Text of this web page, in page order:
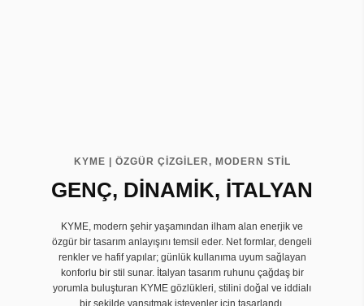
KYME | ÖZGÜR ÇİZGİLER, MODERN STİL
GENÇ, DİNAMİK, İTALYAN
KYME, modern şehir yaşamından ilham alan enerjik ve
özgür bir tasarım anlayışını temsil eder. Net formlar, dengeli
renkler ve hafif yapılar; günlük kullanıma uyum sağlayan
konforlu bir stil sunar. İtalyan tasarım ruhunu çağdaş bir
yorumla buluşturan KYME gözlükleri, stilini doğal ve iddialı
bir şekilde yansıtmak isteyenler için tasarlandı.